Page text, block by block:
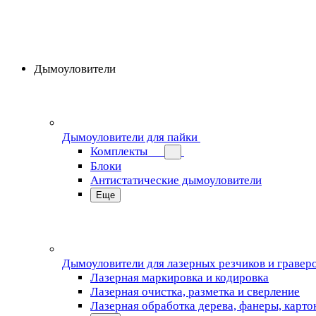
Дымоуловители
Дымоуловители для пайки
Комплекты
Блоки
Антистатические дымоуловители
Еще
Дымоуловители для лазерных резчиков и
Лазерная маркировка и кодировка
Лазерная очистка, разметка и сверление
Лазерная обработка дерева, фанеры,